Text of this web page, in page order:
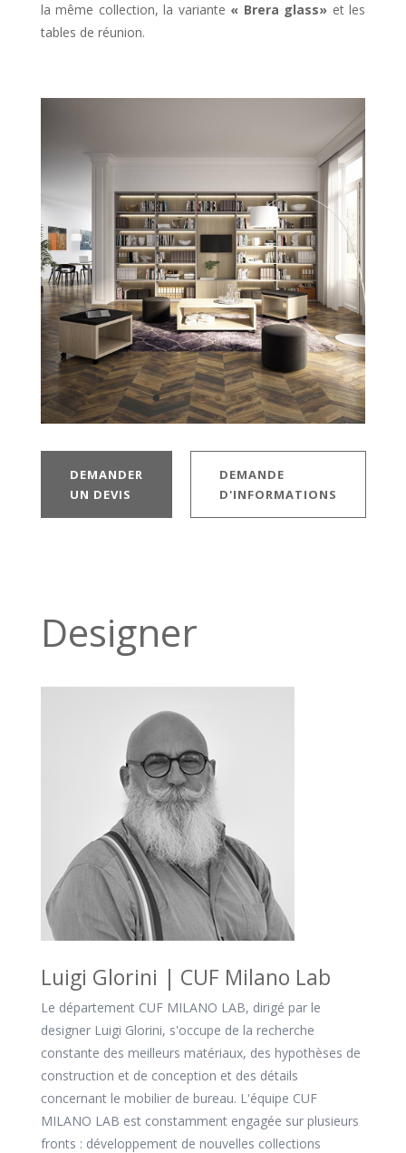
la même collection, la variante « Brera glass» et les
tables de réunion.
DEMANDER
UN DEVIS
DEMANDE
D'INFORMATIONS
Designer
Luigi Glorini | CUF Milano Lab
Le département CUF MILANO LAB, dirigé par le
designer Luigi Glorini, s'occupe de la recherche
constante des meilleurs matériaux, des hypothèses de
construction et de conception et des détails
concernant le mobilier de bureau. L'équipe CUF
MILANO LAB est constamment engagée sur plusieurs
fronts : développement de nouvelles collections